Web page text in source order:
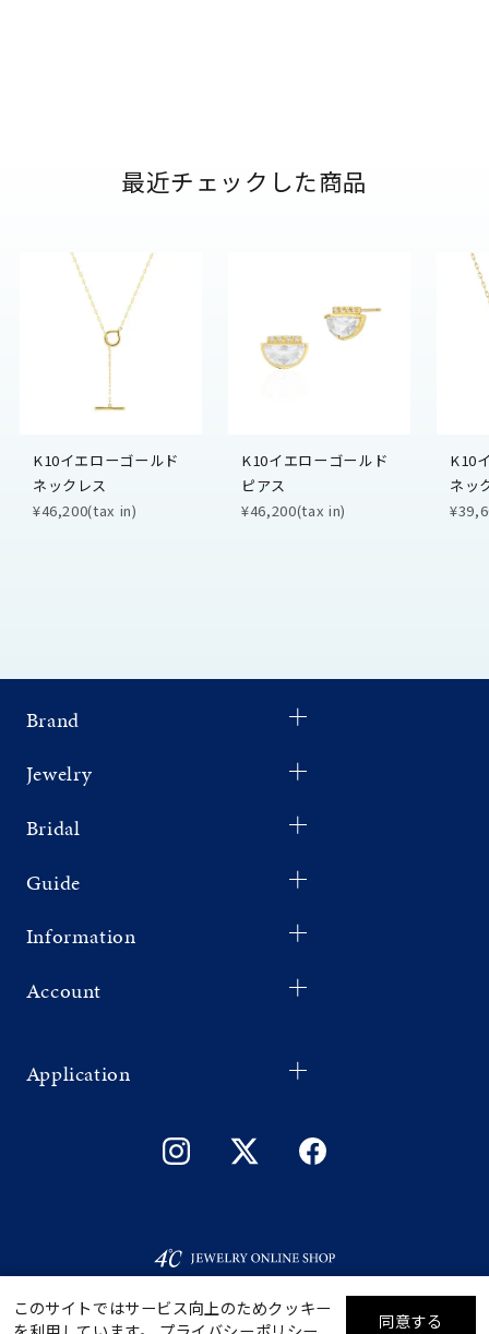
最近チェックした商品
K10イエローゴールド
ネックレス
¥46,200(tax in)
K10イエローゴールド
ピアス
¥46,200(tax in)
K10
ネッ
Brand
Jewelry
Bridal
Guide
Information
Account
Application
このサイトではサービス向上のためクッキー
同意する